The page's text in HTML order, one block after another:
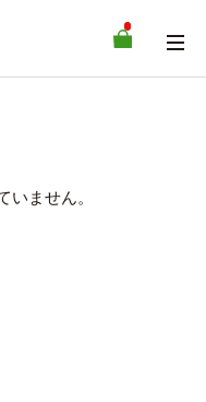
ません。